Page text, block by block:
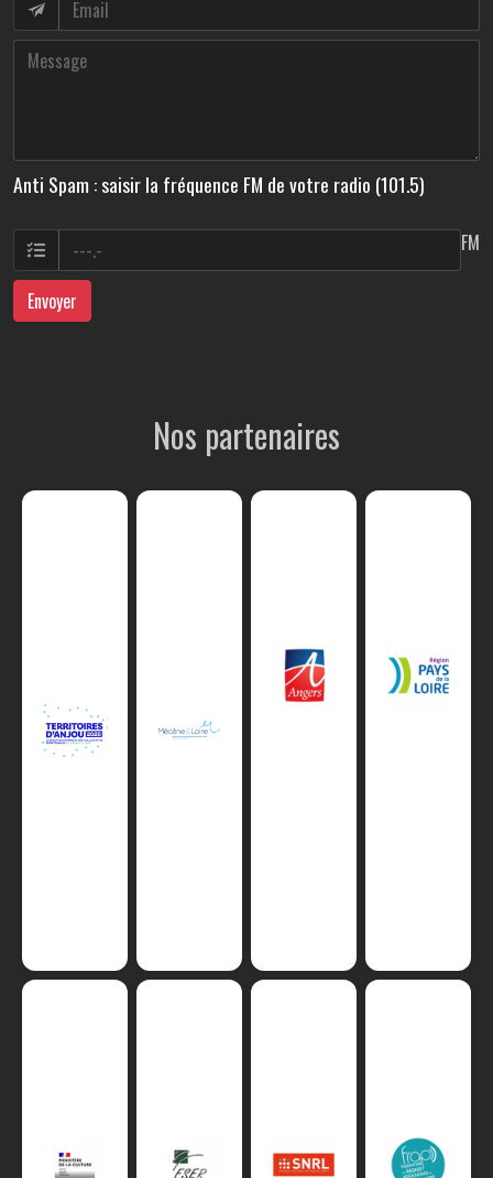
Anti Spam : saisir la fréquence FM de votre radio (101.5)
FM
Envoyer
Nos partenaires